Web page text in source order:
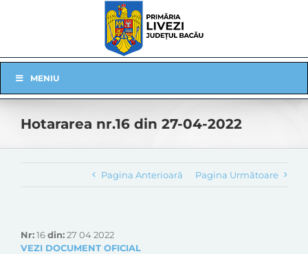
Navigation
MENIU
Hotararea nr.16 din 27-04-2022
Pagina Anterioară Pagina Următoare
Nr:16din:27 04 2022
VEZI DOCUMENT OFICIAL